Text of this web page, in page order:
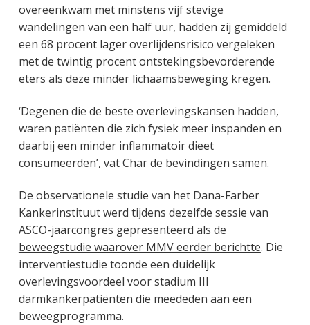
overeenkwam met minstens vijf stevige
wandelingen van een half uur, hadden zij gemiddeld
een 68 procent lager overlijdensrisico vergeleken
met de twintig procent ontstekingsbevorderende
eters als deze minder lichaamsbeweging kregen.
‘Degenen die de beste overlevingskansen hadden,
waren patiënten die zich fysiek meer inspanden en
daarbij een minder inflammatoir dieet
consumeerden’, vat Char de bevindingen samen.
De observationele studie van het Dana-Farber
Kankerinstituut werd tijdens dezelfde sessie van
ASCO-jaarcongres gepresenteerd als de
beweegstudie waarover MMV eerder berichtte. Die
interventiestudie toonde een duidelijk
overlevingsvoordeel voor stadium III
darmkankerpatiënten die meededen aan een
beweegprogramma.